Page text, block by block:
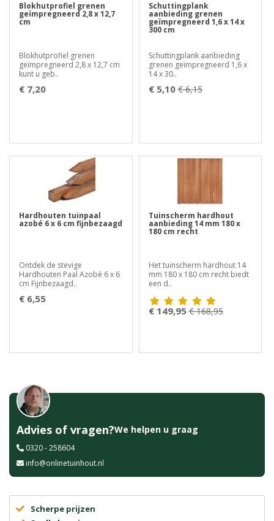
Blokhutprofiel grenen
geïmpregneerd 2,8 x 12,7
cm
Blokhutprofiel grenen
geïmpregneerd 2,8 x 12,7 cm
kunt u geb..
€ 7,20
Schuttingplank
aanbieding grenen
geïmpregneerd 1,6 x 14 x
300 cm
Schuttingplank aanbieding
grenen geïmpregneerd 1,6 x
14 x 30..
€ 5,10 € 6,15
Hardhouten tuinpaal
azobé 6 x 6 cm fijnbezaagd
Ontdek de stevige
Hardhouten Paal Azobé 6 x 6
cm Fijnbezaagd..
€ 6,55
Tuinscherm hardhout
aanbieding 14 mm 180 x
180 cm recht
Het tuinscherm hardhout 14
mm 180 x 180 cm recht biedt
een d..
€ 149,95 € 168,95
Advies of vragen?We helpen u graag
0320 - 258604
info@onlinetuinhout.nl
Scherpe prijzen